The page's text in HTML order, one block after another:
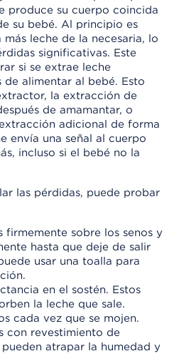
produce su cuerpo coincida
su bebé. Al principio es
leche de la necesaria, lo
significativas. Este
si se extrae leche
de alimentar al bebé. Esto
la extracción de
de amamantar, o
adicional de forma
envía una señal al cuerpo
incluso si el bebé no la
las pérdidas, puede probar
firmemente sobre los senos y
hasta que deje de salir
usar una toalla para
en el sostén. Estos
la leche que sale.
cada vez que se mojen.
con revestimiento de
atrapar la humedad y